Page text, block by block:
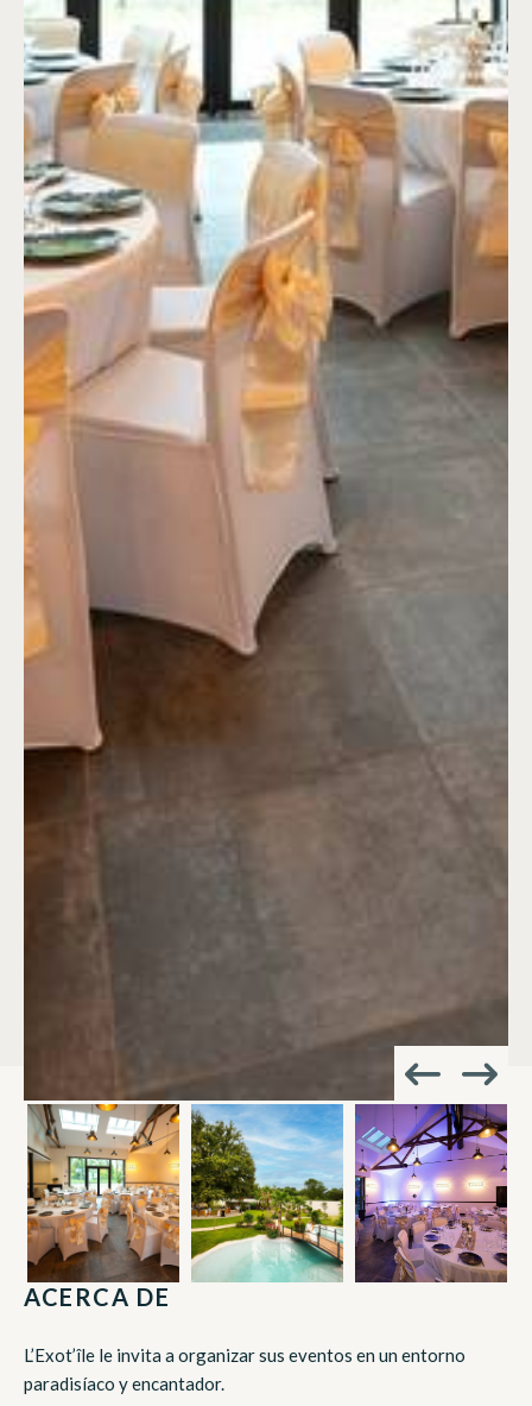
ACERCA DE
L’Exot’île le invita a organizar sus eventos en un entorno
paradisíaco y encantador.